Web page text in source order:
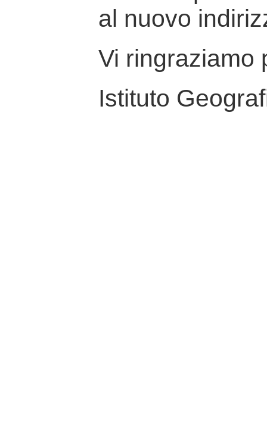
al nuovo
Vi ringraziamo
Istituto